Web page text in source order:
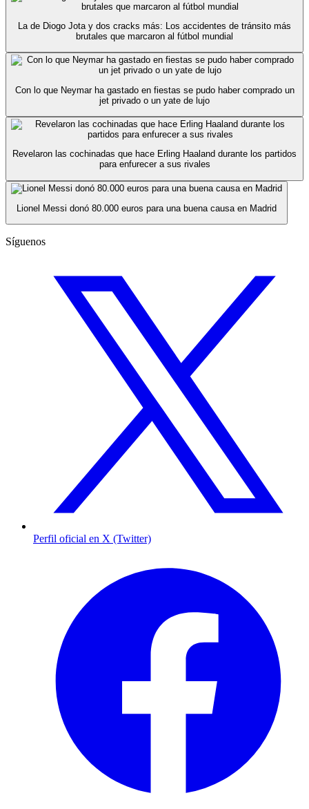
La de Diogo Jota y dos cracks más: Los accidentes de tránsito más
brutales que marcaron al fútbol mundial
Con lo que Neymar ha gastado en fiestas se pudo haber comprado un
jet privado o un yate de lujo
Revelaron las cochinadas que hace Erling Haaland durante los partidos
para enfurecer a sus rivales
Lionel Messi donó 80.000 euros para una buena causa en Madrid
Síguenos
Perfil oficial en X (Twitter)